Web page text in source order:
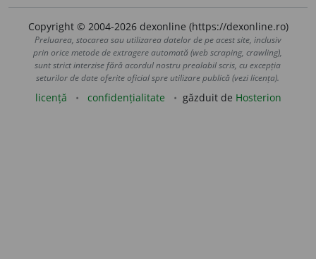
Copyright © 2004-2026 dexonline (https://dexonline.ro)
Preluarea, stocarea sau utilizarea datelor de pe acest site, inclusiv
prin orice metode de extragere automată (web scraping, crawling),
sunt strict interzise fără acordul nostru prealabil scris, cu excepția
seturilor de date oferite oficial spre utilizare publică (vezi licența).
licență confidențialitate găzduit de Hosterion